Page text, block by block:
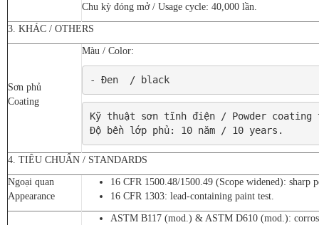
Chu kỳ đóng mở / Usage cycle: 40,000 lần.
3. KHÁC / OTHERS
Sơn phủ
Coating
Màu / Color:
- Đen  / black
Kỹ thuật sơn tĩnh điện / Powder coating
Độ bền lớp phủ: 10 năm / 10 years.
4. TIÊU CHUẨN / STANDARDS
Ngoại quan
Appearance
16 CFR 1500.48/1500.49 (Scope widened): sharp
16 CFR 1303: lead-containing paint test.
ASTM B117 (mod.) & ASTM D610 (mod.):